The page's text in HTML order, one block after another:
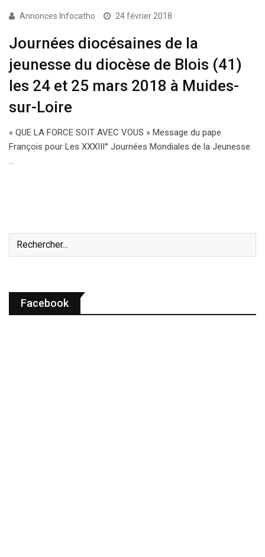
Annonces Infocatho 24 février 2018
Journées diocésaines de la
jeunesse du diocèse de Blois (41)
les 24 et 25 mars 2018 à Muides-
sur-Loire
« QUE LA FORCE SOIT AVEC VOUS » Message du pape
François pour Les XXXIII° Journées Mondiales de la Jeunesse.
…
Facebook